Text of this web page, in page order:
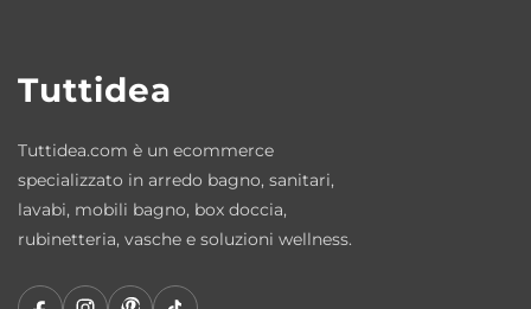
soluzione progettata per durare nel tempo
Articoli inclusi
Lavabo Wynn Grafika 4 in ceramica
Tuttidea
Tuttidea.com è un ecommerce
specializzato in arredo bagno, sanitari,
lavabi, mobili bagno, box doccia,
rubinetteria, vasche e soluzioni wellness.